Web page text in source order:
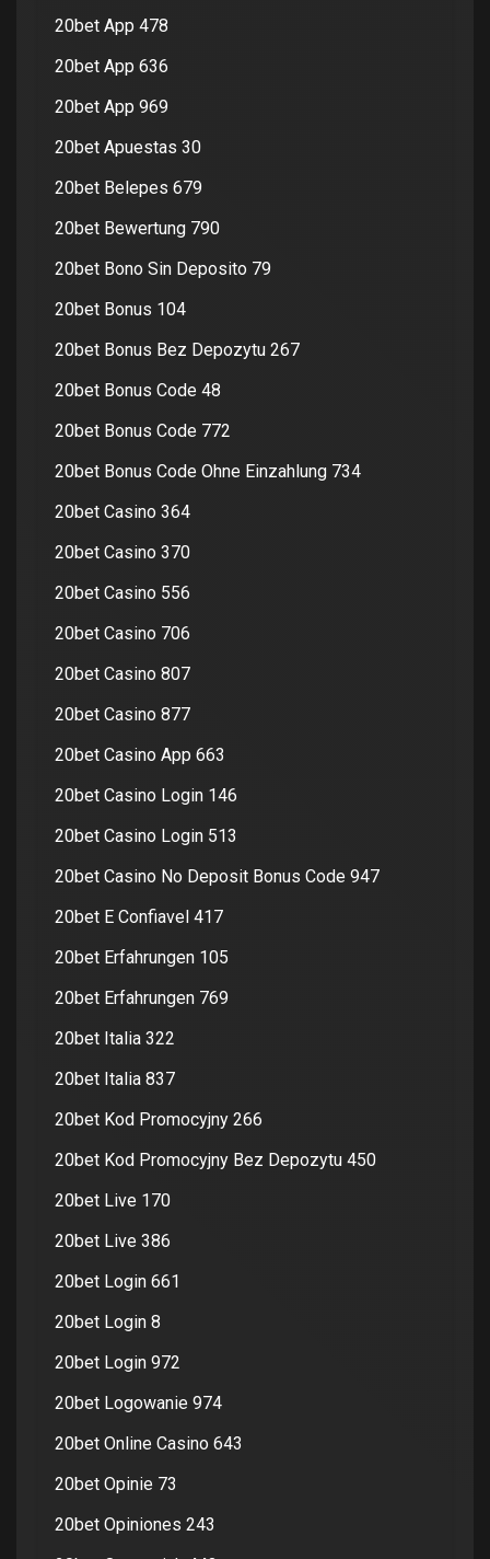
20bet App 478
20bet App 636
20bet App 969
20bet Apuestas 30
20bet Belepes 679
20bet Bewertung 790
20bet Bono Sin Deposito 79
20bet Bonus 104
20bet Bonus Bez Depozytu 267
20bet Bonus Code 48
20bet Bonus Code 772
20bet Bonus Code Ohne Einzahlung 734
20bet Casino 364
20bet Casino 370
20bet Casino 556
20bet Casino 706
20bet Casino 807
20bet Casino 877
20bet Casino App 663
20bet Casino Login 146
20bet Casino Login 513
20bet Casino No Deposit Bonus Code 947
20bet E Confiavel 417
20bet Erfahrungen 105
20bet Erfahrungen 769
20bet Italia 322
20bet Italia 837
20bet Kod Promocyjny 266
20bet Kod Promocyjny Bez Depozytu 450
20bet Live 170
20bet Live 386
20bet Login 661
20bet Login 8
20bet Login 972
20bet Logowanie 974
20bet Online Casino 643
20bet Opinie 73
20bet Opiniones 243